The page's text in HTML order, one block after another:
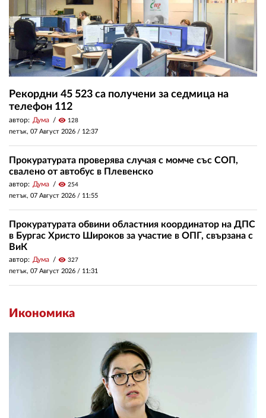
Рекордни 45 523 са получени за седмица на
телефон 112
автор: Дума visibility 128
петък, 07 Август 2026 / 12:37
Прокуратурата проверява случая с момче със СОП,
свалено от автобус в Плевенско
автор: Дума visibility 254
петък, 07 Август 2026 / 11:55
Прокуратурата обвини областния координатор на ДПС
в Бургас Христо Широков за участие в ОПГ, свързана с
ВиК
автор: Дума visibility 327
петък, 07 Август 2026 / 11:31
Икономика